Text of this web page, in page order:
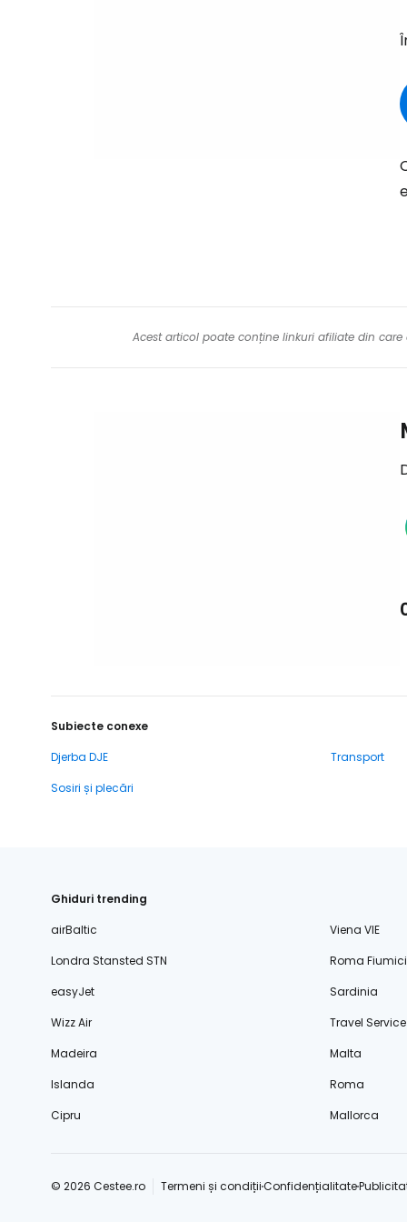
Acest articol poate conține linkuri afiliate din
Subiecte conexe
Djerba DJE
Transport
Sosiri și plecări
Ghiduri trending
airBaltic
Viena VIE
Londra Stansted STN
Roma
easyJet
Sardinia
Wizz Air
Travel Service
Madeira
Malta
Islanda
Roma
Cipru
Mallorca
© 2026 Cestee.ro Termeni și condițiiConfidențialitate